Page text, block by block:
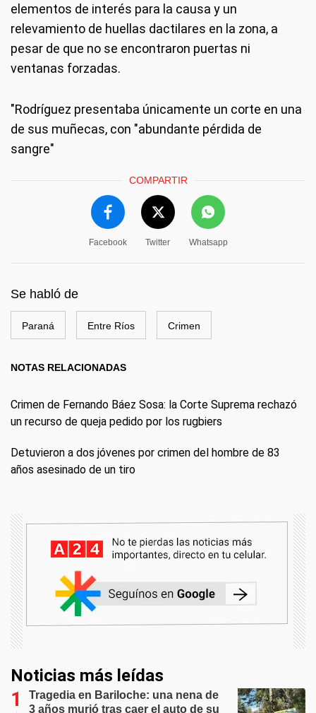
elementos de interés para la causa y un
relevamiento de huellas dactilares en la zona, a
pesar de que no se encontraron puertas ni
ventanas forzadas.
"Rodríguez presentaba únicamente un corte en una
de sus muñecas, con "abundante pérdida de
sangre"
COMPARTIR
Facebook Twitter Whatsapp
Se habló de
Paraná Entre Ríos Crimen
NOTAS RELACIONADAS
Crimen de Fernando Báez Sosa: la Corte Suprema rechazó
un recurso de queja pedido por los rugbiers
Detuvieron a dos jóvenes por crimen del hombre de 83
años asesinado de un tiro
Noticias más leídas
Tragedia en Bariloche: una nena de
3 años murió tras caer el auto de su